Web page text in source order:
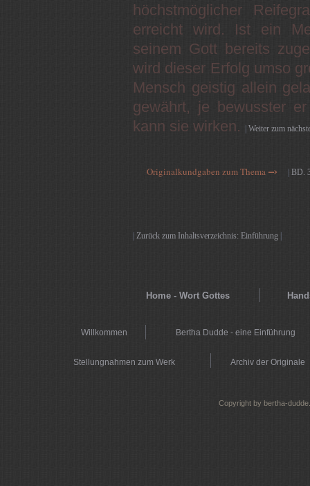
höchstmöglicher
erreicht wird. Ist ein
seinem Gott bereits
wird dieser Erfolg umso
Mensch geistig allein
gewährt, je bewusster
kann sie wirken.
| Weiter zum
Originalkundgaben zum Thema –› | BD.
Zurück zum Inhaltsverzeichnis: Einführung
Home - Wort Gottes
Willkommen Bertha Dudde - eine Einführung
Stellungnahmen zum Werk Archiv der Originale
Copyright by bertha-